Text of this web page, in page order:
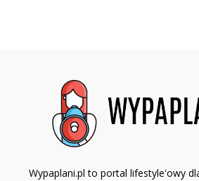
Wypaplani.pl to portal lifestyle'owy